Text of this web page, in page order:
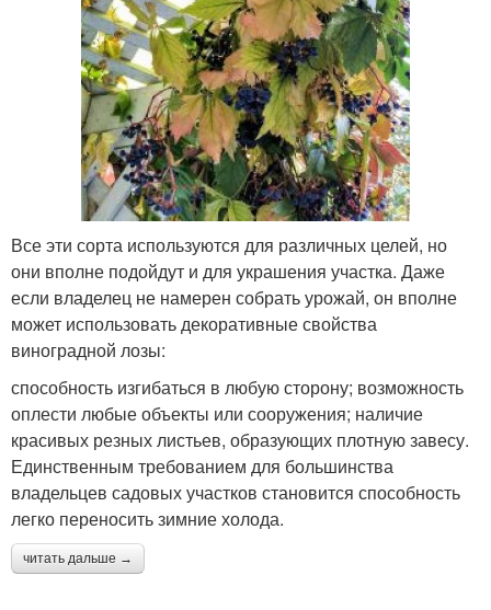
Все эти сорта используются для различных целей, но
они вполне подойдут и для украшения участка. Даже
если владелец не намерен собрать урожай, он вполне
может использовать декоративные свойства
виноградной лозы:
способность изгибаться в любую сторону; возможность
оплести любые объекты или сооружения; наличие
красивых резных листьев, образующих плотную завесу.
Единственным требованием для большинства
владельцев садовых участков становится способность
легко переносить зимние холода.
читать дальше →